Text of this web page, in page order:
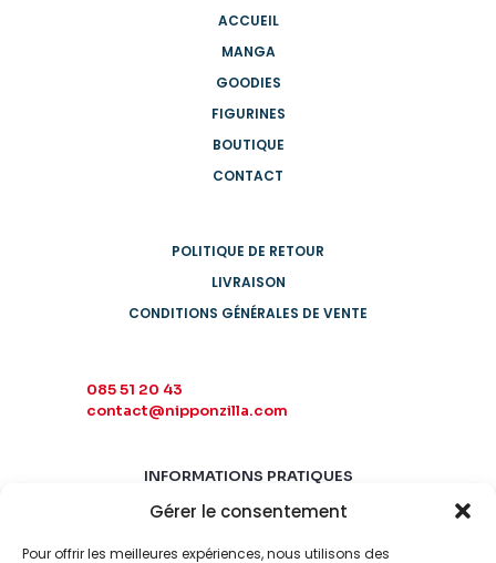
Gérer le consentement
Pour offrir les meilleures expériences, nous utilisons des
ACCUEIL
MANGA
GOODIES
FIGURINES
BOUTIQUE
CONTACT
POLITIQUE DE RETOUR
LIVRAISON
CONDITIONS GÉNÉRALES DE VENTE
085 51 20 43
contact@nipponzilla.com
INFORMATIONS PRATIQUES
MARDI-SAMEDI